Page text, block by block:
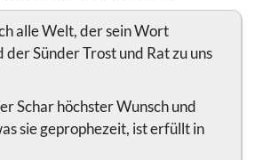
alle Welt, der sein Wort
Sünder Trost und Rat zu uns
Schar höchster Wunsch und
sie geprophezeit, ist erfüllt in